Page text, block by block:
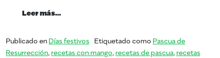
Leer más…
Publicado enDías festivos Etiquetado como Pascua de
Resurrección recetas con mango recetas de pascua recetas